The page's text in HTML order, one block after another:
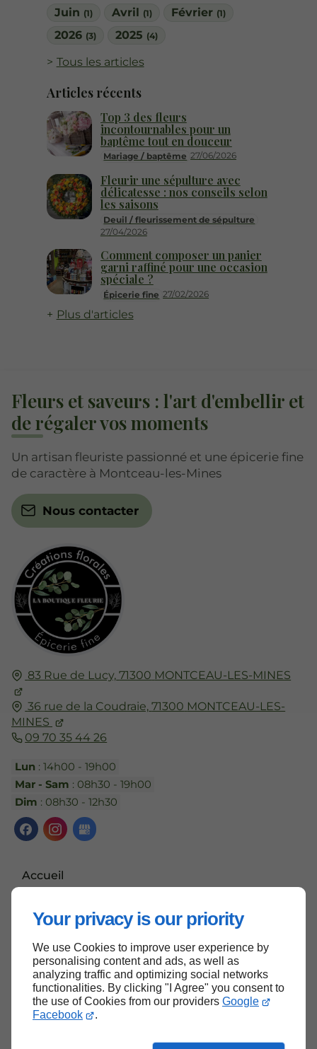
Your privacy is our priority
We use Cookies to improve user experience by
personalising content and ads, as well as
analyzing traffic and optimizing social networks
functionalities. By clicking "I Agree" you consent to
the use of Cookies from our providers Google
Facebook
.
Juin (1) Avril (1) Février (1)
2026 (3) 2025 (4)
Tous les articles
Articles récents
Mariage / baptême 27/06/2026
Top 3 des fleurs
incontournables pour un
baptême tout en douceur
Deuil / fleurissement de sépulture
27/04/2026
Fleurir une sépulture avec
délicatesse : nos conseils selon
les saisons
Épicerie fine 27/02/2026
Comment composer un panier
garni raffiné pour une occasion
spéciale ?
Plus d'articles
83 Rue de Lucy, 71300 MONTCEAU-LES-MINES
36 rue de la Coudraie, 71300 MONTCEAU-LES-
MINES
09 70 35 44 26
Lun : 14h00 - 19h00
Mar - Sam : 08h30 - 19h00
Dim : 08h30 - 12h30
Accueil
Mentions légales
Plan du site
Fleurs et saveurs : l'art d'embellir et
de régaler vos moments
Un artisan fleuriste passionné et une épicerie fine
de caractère à Montceau-les-Mines
Nous contacter
Haut de page